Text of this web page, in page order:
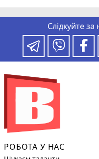
Слідкуйте
РОБОТА У НАС